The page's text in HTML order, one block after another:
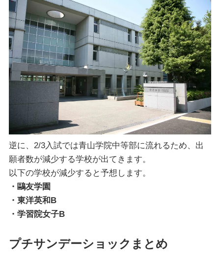
逆に、2/3入試では青山学院中等部に流れるため、出
願者数が減少する学校が出てきます。
以下の学校が減少すると予想します。
・鷗友学園
・東洋英和B
・学習院女子B
プチサンデーショックまとめ